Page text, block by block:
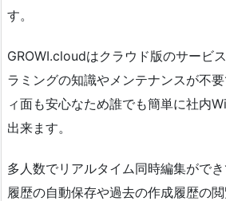
す。
GROWI.cloudはクラウド版のサービ
ラミングの知識やメンテナンスが不
ィ面も安心なため誰でも簡単に社内
出来ます。
多人数でリアルタイム同時編集がで
履歴の自動保存や過去の作成履歴の閲